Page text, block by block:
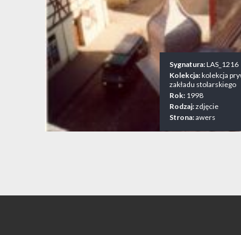
Sygnatura:LAS_1216
Kolekcja:kolekcja
zakładu stolarskiego
Rok: 1998
Rodzaj:zdjęcie
Strona:awers